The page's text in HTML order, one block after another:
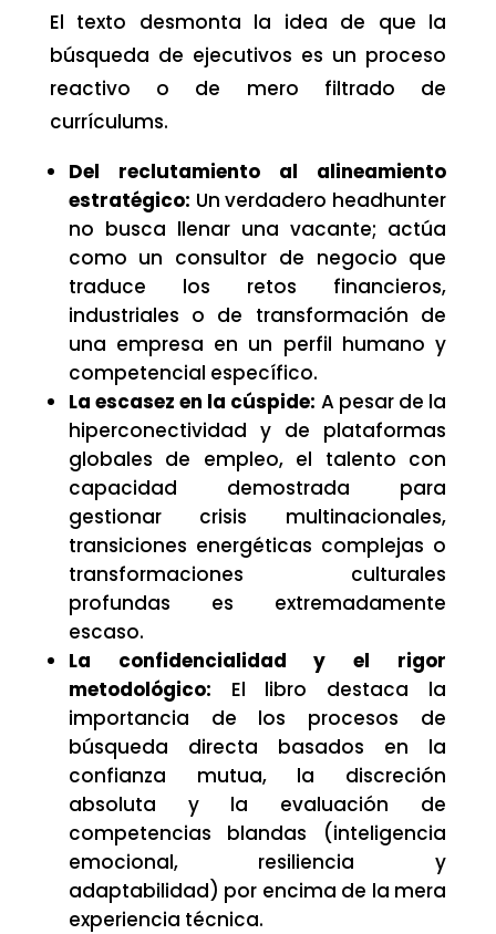
El texto desmonta la idea de que la
búsqueda de ejecutivos es un proceso
reactivo o de mero filtrado de
currículums.
Del reclutamiento al alineamiento
estratégico: Un verdadero headhunter
no busca llenar una vacante; actúa
como un consultor de negocio que
traduce los retos financieros,
industriales o de transformación de
una empresa en un perfil humano y
competencial específico.
La escasez en la cúspide: A pesar de la
hiperconectividad y de plataformas
globales de empleo, el talento con
capacidad demostrada para
gestionar crisis multinacionales,
transiciones energéticas complejas o
transformaciones culturales
profundas es extremadamente
escaso.
La confidencialidad y el rigor
metodológico: El libro destaca la
importancia de los procesos de
búsqueda directa basados en la
confianza mutua, la discreción
absoluta y la evaluación de
competencias blandas (inteligencia
emocional, resiliencia y
adaptabilidad) por encima de la mera
experiencia técnica.